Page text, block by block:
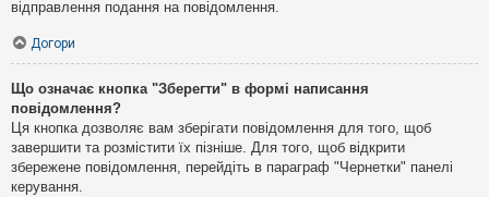
відправлення подання на повідомлення.
Догори
Що означає кнопка "Зберегти" в формі написання
повідомлення?
Ця кнопка дозволяє вам зберігати повідомлення для того, щоб
завершити та розмістити їх пізніше. Для того, щоб відкрити
збережене повідомлення, перейдіть в параграф "Чернетки" панелі
керування.